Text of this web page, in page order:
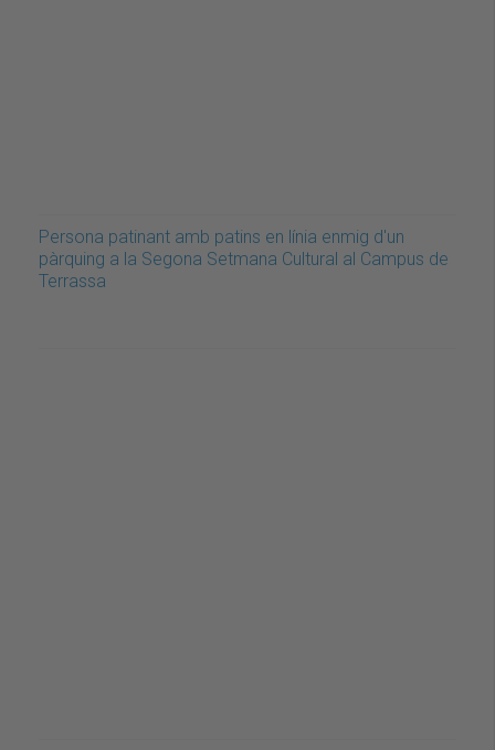
Persona patinant amb patins en línia enmig d'un
pàrquing a la Segona Setmana Cultural al Campus de
Terrassa